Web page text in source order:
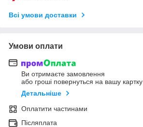
Всі умови доставки
Умови оплати
Ви отримаєте замовлення
або гроші повернуться на вашу картку
Детальніше
Оплатити частинами
Післяплата